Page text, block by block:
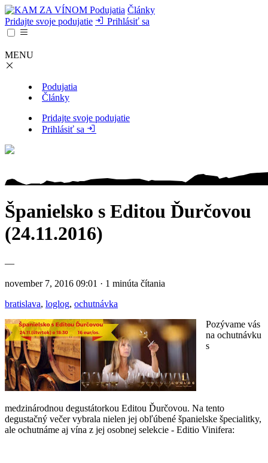
Podujatia Články
Pridajte svoje podujatie
Prihlásiť sa
MENU
Podujatia
Články
Pridajte svoje podujatie
Prihlásiť sa
Španielsko s Editou Ďurčovou
(24.11.2016)
—
november 7, 2016 09:01 · 1 minúta čítania
bratislava, loglog, ochutnávka
Pozývame vás
na ochutnávku
s
medzinárodnou degustátorkou Editou Ďurčovou. Na tento
degustačný večer vybrala nielen jej obľúbené španielske špecialitky,
ale ochutnáme aj vína z jej osobnej selekcie - Editio Vinifera: